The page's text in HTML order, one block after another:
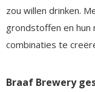
zou willen drinken.
grondstoffen en hun
combinaties te
Braaf Brewery